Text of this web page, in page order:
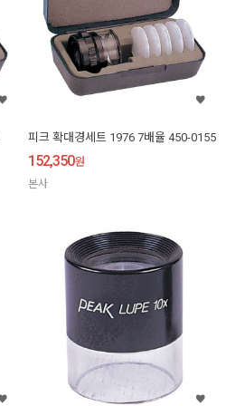
피크 확대경세트 1976 7배율 450-0155
152,350원
본사